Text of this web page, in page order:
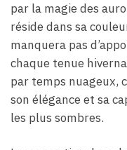
par la magie des
réside dans sa
manquera pas
chaque tenue
par temps nuageux,
son élégance et sa
les plus sombres.